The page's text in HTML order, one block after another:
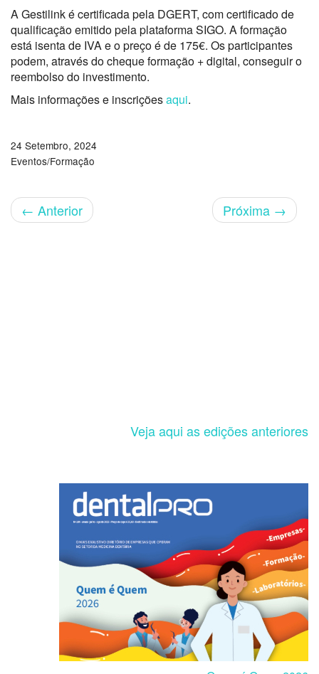
A Gestilink é certificada pela DGERT, com certificado de
qualificação emitido pela plataforma SIGO. A formação
está isenta de IVA e o preço é de 175€. Os participantes
podem, através do cheque formação + digital, conseguir o
reembolso do investimento.
Mais informações e inscriçõesaqui.
24 Setembro, 2024
Eventos/Formação
← Anterior Próxima →
Veja aqui as edições anteriores